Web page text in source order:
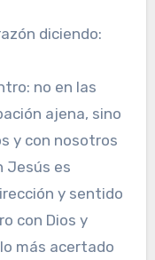
diciendo:
no en las
ajena, sino
y con nosotros
Jesús es
y sentido
con Dios y
más acertado